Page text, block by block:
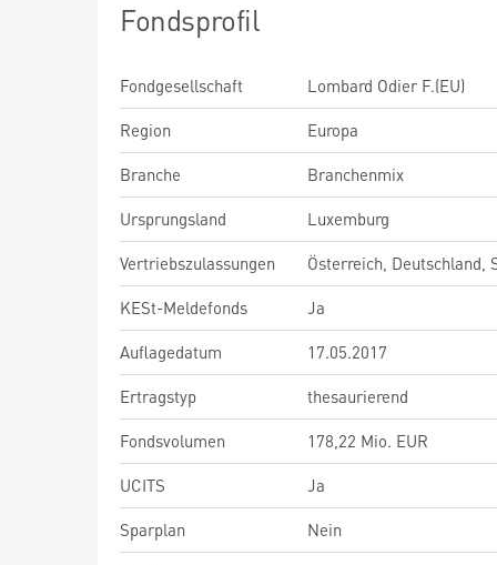
Fondsprofil
Fondgesellschaft
Lombard Odier F.(EU)
Region
Europa
Branche
Branchenmix
Ursprungsland
Luxemburg
Vertriebszulassungen
Österreich, Deutschland,
KESt-Meldefonds
Ja
Auflagedatum
17.05.2017
Ertragstyp
thesaurierend
Fondsvolumen
178,22 Mio. EUR
UCITS
Ja
Sparplan
Nein